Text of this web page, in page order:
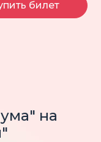
билет
на